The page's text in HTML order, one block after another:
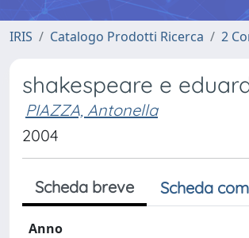
IRIS Catalogo Prodotti Ricerca 2
shakespeare e
PIAZZA, Antonella
2004
Scheda breve Scheda
Anno